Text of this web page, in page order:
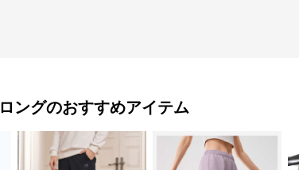
ロングのおすすめアイテム